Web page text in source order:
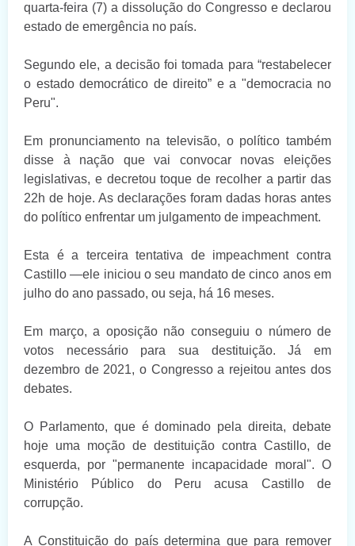
quarta-feira (7) a dissolução do Congresso e declarou
estado de emergência no país.
Segundo ele, a decisão foi tomada para “restabelecer
o estado democrático de direito” e a "democracia no
Peru".
Em pronunciamento na televisão, o político também
disse à nação que vai convocar novas eleições
legislativas, e decretou toque de recolher a partir das
22h de hoje. As declarações foram dadas horas antes
do político enfrentar um julgamento de impeachment.
Esta é a terceira tentativa de impeachment contra
Castillo —ele iniciou o seu mandato de cinco anos em
julho do ano passado, ou seja, há 16 meses.
Em março, a oposição não conseguiu o número de
votos necessário para sua destituição. Já em
dezembro de 2021, o Congresso a rejeitou antes dos
debates.
O Parlamento, que é dominado pela direita, debate
hoje uma moção de destituição contra Castillo, de
esquerda, por "permanente incapacidade moral". O
Ministério Público do Peru acusa Castillo de
corrupção.
A Constituição do país determina que para remover